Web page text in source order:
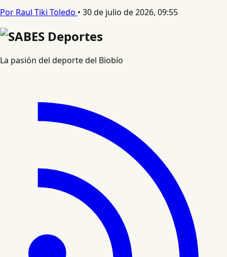
Por Raul Tiki Toledo • 30 de julio de 2026, 09:55
La pasión del deporte del Biobío